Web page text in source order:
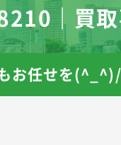
｜買取
お任せを(^_^)/